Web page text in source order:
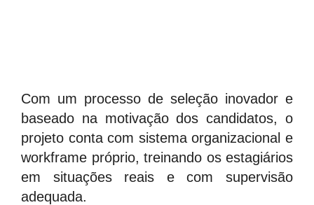
Com um processo de seleção inovador e
baseado na motivação dos candidatos, o
projeto conta com sistema organizacional e
workframe próprio, treinando os estagiários
em situações reais e com supervisão
adequada.